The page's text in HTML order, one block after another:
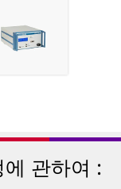
관하여 :